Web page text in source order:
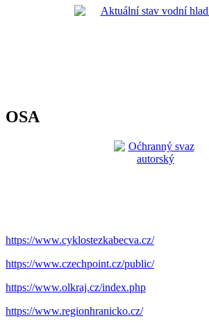
OSA
https://www.cyklostezkabecva.cz/
https://www.czechpoint.cz/public/
https://www.olkraj.cz/index.php
https://www.regionhranicko.cz/